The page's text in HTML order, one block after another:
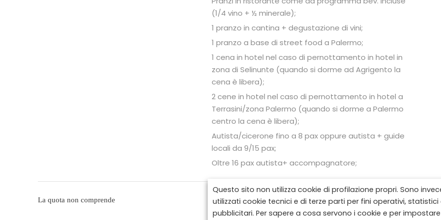
(1/4 vino + ½ minerale);
1 pranzo in cantina + degustazione di vini;
1 pranzo a base di street food a Palermo;
1 cena in hotel nel caso di pernottamento in hotel in
zona di Selinunte (quando si dorme ad Agrigento la
cena è libera);
2 cene in hotel nel caso di pernottamento in hotel a
Terrasini/zona Palermo (quando si dorme a Palermo
centro la cena è libera);
Autista/cicerone fino a 8 pax oppure autista + guide
locali da 9/15 pax;
Oltre 16 pax autista+ accompagnatore;
La quota non comprende
Voli;
Transfer in arrivo/partenza dall’aeroporto (€ 85.00 a
Questo sito non utilizza cookie di profilazione propri. Sono
utilizzati cookie tecnici e di terze parti per fini operativi, statistici
pubblicitari. Per sapere a cosa servono i cookie e per